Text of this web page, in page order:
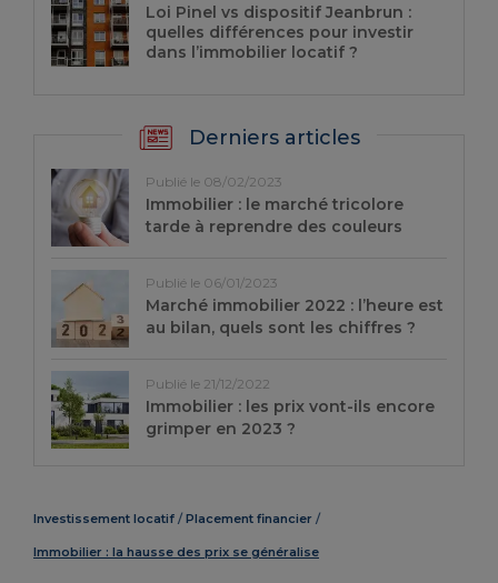
Investissement locatif Placement financier
Immobilier : la hausse des prix se généralise
Loi Pinel vs dispositif Jeanbrun :
quelles différences pour investir
dans l’immobilier locatif ?
Derniers articles
Publié le 08/02/2023
Immobilier : le marché tricolore
tarde à reprendre des couleurs
Publié le 06/01/2023
Marché immobilier 2022 : l’heure est
au bilan, quels sont les chiffres ?
Publié le 21/12/2022
Immobilier : les prix vont-ils encore
grimper en 2023 ?